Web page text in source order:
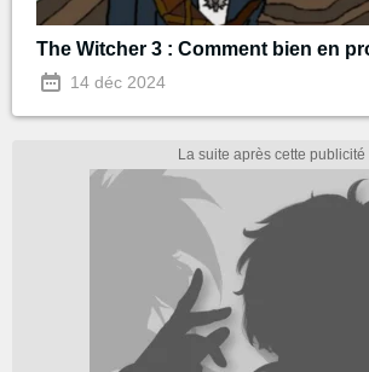
The Witcher 3 : Comment bien en
14 déc 2024